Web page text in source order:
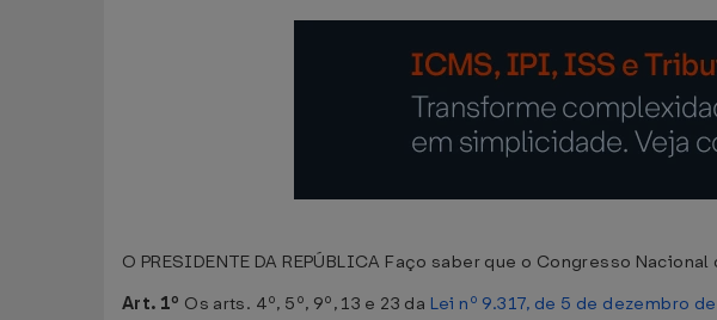
O PRESIDENTE DA REPÚBLICA Faço saber que o Congresso
Art. 1º Os arts. 4º, 5º, 9º, 13 e 23 da Lei nº 9.317, de 5 de dezembro